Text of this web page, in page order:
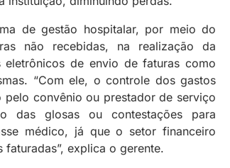
de gestão hospitalar, por meio do
não recebidas, na realização da
de envio de faturas como
“Com ele, o controle dos gastos
convênio ou prestador de serviço
das glosas ou contestações para
médico, já que o setor financeiro
explica o gerente.